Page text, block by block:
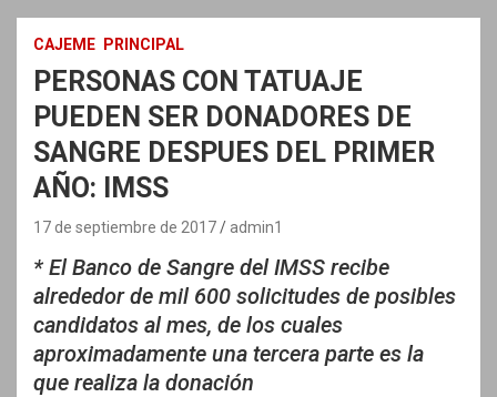
CAJEME PRINCIPAL
PERSONAS CON TATUAJE
PUEDEN SER DONADORES DE
SANGRE DESPUES DEL PRIMER
AÑO: IMSS
17 de septiembre de 2017 admin1
* El Banco de Sangre del IMSS recibe
alrededor de mil 600 solicitudes de posibles
candidatos al mes, de los cuales
aproximadamente una tercera parte es la
que realiza la donación